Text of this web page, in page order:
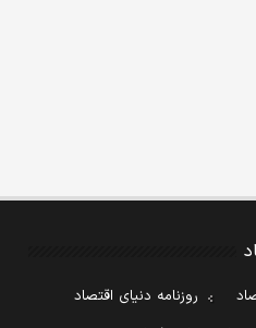
روزنامه دنیای اقتصاد